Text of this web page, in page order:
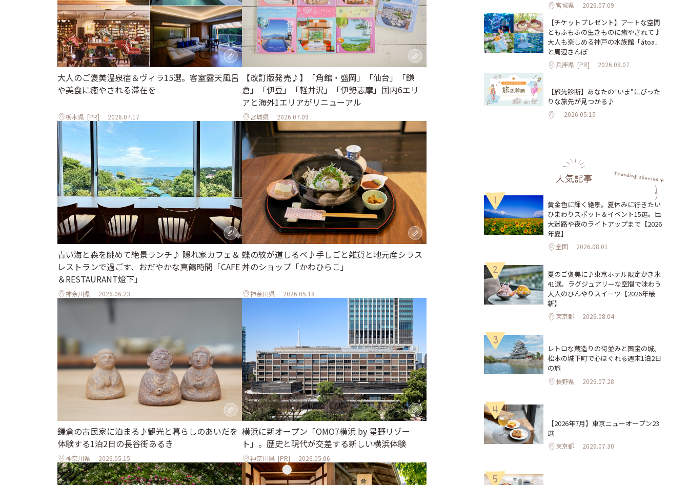
大人のご褒美温泉宿＆ヴィラ15選。客室露天風呂
や美食に癒やされる滞在を
栃木県 [PR] 2026.07.17
【改訂版発売♪】「角館・盛岡」「仙台」「鎌
倉」「伊豆」「軽井沢」「伊勢志摩」国内6エリ
アと海外1エリアがリニューアル
宮城県 2026.07.09
青い海と森を眺めて絶景ランチ♪ 隠れ家カフェ＆
レストランで過ごす、おだやかな真鶴時間「CAFE
＆RESTAURANT燈下」
神奈川県 2026.06.23
蝶の紋が道しるべ♪手しごと雑貨と地元産シラス
丼のショップ「かわひらこ」
神奈川県 2026.05.18
鎌倉の古民家に泊まる♪観光と暮らしのあいだを
体験する1泊2日の長谷街あるき
神奈川県 2026.05.15
横浜に新オープン「OMO7横浜 by 星野リゾー
ト」。歴史と現代が交差する新しい横浜体験
神奈川県 [PR] 2026.05.06
宮城県 2026.07.09
【チケットプレゼント】アートな空間
ともふもふの生きものに癒やされて♪
大人も楽しめる神戸の水族館「átoa」
と周辺さんぽ
兵庫県 [PR] 2026.08.07
【旅先診断】あなたの“いま”にぴった
りな旅先が見つかる♪
2026.05.15
人気記事
1
黄金色に輝く絶景。夏休みに行きたい
ひまわりスポット＆イベント15選。巨
大迷路や夜のライトアップまで【2026
年夏】
全国 2026.08.01
2
夏のご褒美に♪東京ホテル限定かき氷
41選。ラグジュアリーな空間で味わう
大人のひんやりスイーツ【2026年最
新】
東京都 2026.08.04
3
レトロな蔵造りの街並みと国宝の城。
松本の城下町で心ほぐれる週末1泊2日
の旅
長野県 2026.07.28
4
【2026年7月】東京ニューオープン23
選
東京都 2026.07.30
5